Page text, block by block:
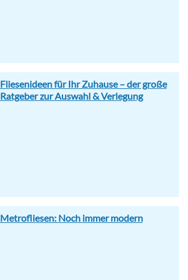
Fliesenideen für Ihr Zuhause – der große
Ratgeber zur Auswahl & Verlegung
Metrofliesen: Noch immer modern